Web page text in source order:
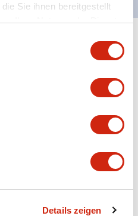
Sie ihnen bereitgestellt
Ihrer Nutzung der Dienste
Details zeigen
Alle erweitern+